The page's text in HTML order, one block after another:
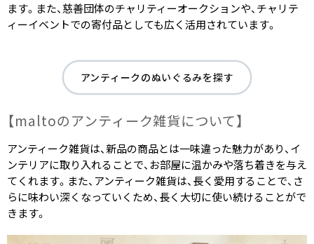
ます。また、慈善団体のチャリティーオークションや、チャリテ
ィーイベントでの寄付品としても広く活用されています。
アンティークのぬいぐるみを探す
【maltoの​アンティーク雑貨に​ついて​】
アンティーク雑貨は、新品の商品とは一味違った魅力があり、イ
ンテリアに取り入れることで、お部屋に温かみや落ち着きを与え
てくれます。また、アンティーク雑貨は、長く愛用することで、さ
らに味わい深くなっていくため、長く大切に使い続けることがで
きます。